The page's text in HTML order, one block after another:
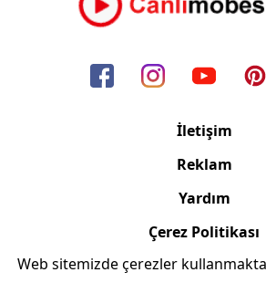
İletişim
Reklam
Yardım
Çerez Politikası
Web sitemizde çerezler